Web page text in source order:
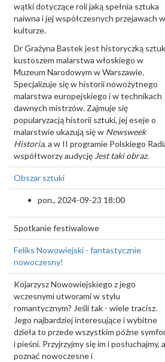
wątki dotyczące roli jaką spełnia sztuka
naiwna i jej współczesnych przejawach w
kulturze.
Dr Grażyna Bastek jest historyczką
kustoszem malarstwa włoskiego w
Muzeum Narodowym w Warszawie.
Specjalizuje się w historii nowożytnego
malarstwa europejskiego i w technikach
dawnych mistrzów. Zajmuje się
popularyzacją historii sztuki, jej eseje o
malarstwie ukazują się w Newsweek
Historia, a w II programie Polskiego
współtworzy audycję Jest taki obraz.
Obszar sztuki
pon., 2024-09-23 18:00
Spotkanie festiwalowe
Feliks Nowowiejski - fantastycznie
nowoczesny!
Kojarzysz Nowowiejskiego z jego
wczesnymi utworami w stylu
romantycznym? Jeśli tak - wiele tracisz.
Jego najbardziej interesujące i wybitne
dzieła to przede wszystkim późne
i pieśni. Przyjrzyjmy się im i posłuchajmy,
poznać nowoczesne i